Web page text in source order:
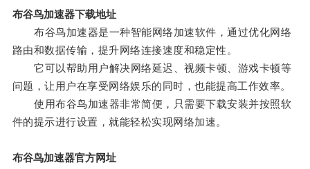
布谷鸟加速器下载地址
布谷鸟加速器是一种智能网络加速软件，通过优化网络
路由和数据传输，提升网络连接速度和稳定性。
它可以帮助用户解决网络延迟、视频卡顿、游戏卡顿等
问题，让用户在享受网络娱乐的同时，也能提高工作效率。
使用布谷鸟加速器非常简便，只需要下载安装并按照软
件的提示进行设置，就能轻松实现网络加速。
布谷鸟加速器官方网址